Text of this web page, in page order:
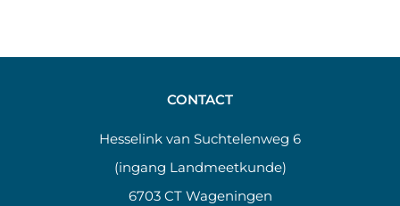
CONTACT
Hesselink van Suchtelenweg 6
(ingang Landmeetkunde)
6703 CT Wageningen